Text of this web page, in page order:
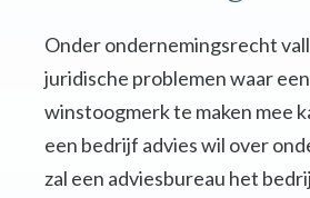
Onder ondernemingsrecht
juridische problemen waar
winstoogmerk te maken mee
een bedrijf advies wil over
zal een adviesbureau het